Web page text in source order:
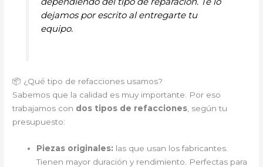
dejamos por escrito al entregarte tu
equipo.
📦 ¿Qué tipo de refacciones usamos?
Sabemos que la calidad es muy importante. Por eso
trabajamos con dos tipos de refacciones , según tu
presupuesto:
Piezas originales: las que usan los fabricantes.
Tienen mayor duración y rendimiento. Perfectas para